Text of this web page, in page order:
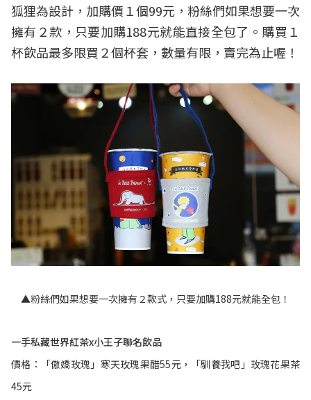
狐狸為設計，加購價１個99元，粉絲們如果想要一次
擁有２款，只要加購188元就能直接全包了。購買１
杯飲品最多限買２個杯套，數量有限，賣完為止喔！
▲粉絲們如果想要一次擁有２款式，只要加購188元就能全包！
一手私藏世界紅茶x小王子聯名飲品
價格：「傲嬌玫瑰」寒天玫瑰果醋55元，「馴養我吧」玫瑰花果茶
45元